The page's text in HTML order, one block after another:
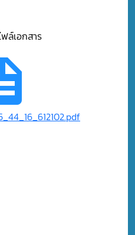
ล์เอกสาร